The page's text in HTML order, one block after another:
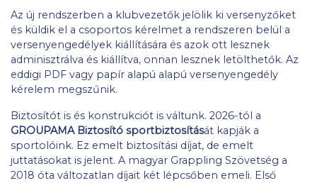
Az új rendszerben a klubvezetők jelölik ki versenyzőket
és küldik el a csoportos kérelmet a rendszeren belül a
versenyengedélyek kiállítására és azok ott lesznek
adminisztrálva és kiállítva, onnan lesznek letölthetők. Az
eddigi PDF vagy papír alapú alapú versenyengedély
kérelem megszűnik.
Biztosítót is és konstrukciót is váltunk. 2026-tól a
GROUPAMA Biztosító sportbiztosítását kapják a
sportolóink. Ez emelt biztosítási díjat, de emelt
juttatásokat is jelent. A magyar Grappling Szövetség a
2018 óta változatlan díjait két lépcsőben emeli. Első